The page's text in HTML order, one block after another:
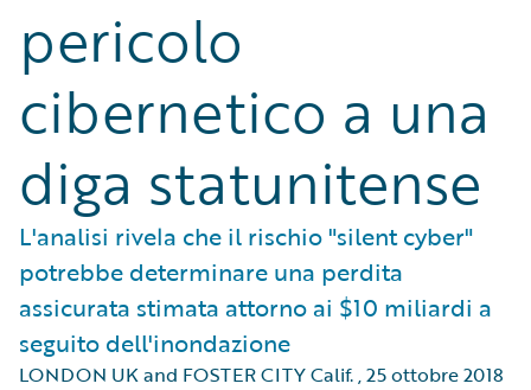
pericolo
cibernetico a una
diga statunitense
L'analisi rivela che il rischio "silent cyber"
potrebbe determinare una perdita
assicurata stimata attorno ai $10 miliardi a
seguito dell'inondazione
LONDON UK and FOSTER CITY Calif.,25 ottobre 2018